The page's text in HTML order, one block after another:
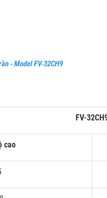
- Model FV-32CH9
FV-
cao